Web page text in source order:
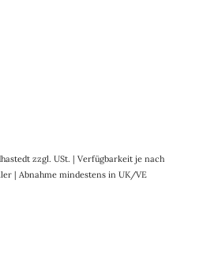
zzgl. USt. | Verfügbarkeit je nach
| Abnahme mindestens in UK/VE